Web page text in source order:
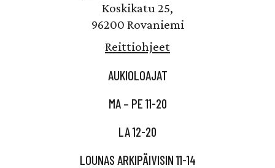
Koskikatu 25,
96200 Rovaniemi
Reittiohjeet
AUKIOLOAJAT
MA – PE 11-20
LA 12-20
LOUNAS ARKIPÄIVISIN 11-14